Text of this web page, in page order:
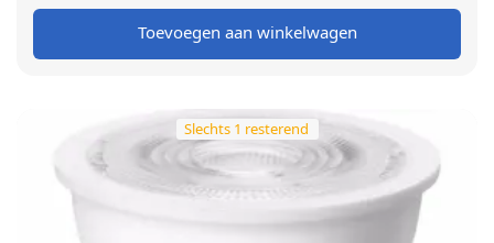
Toevoegen aan winkelwagen
Slechts 1 resterend